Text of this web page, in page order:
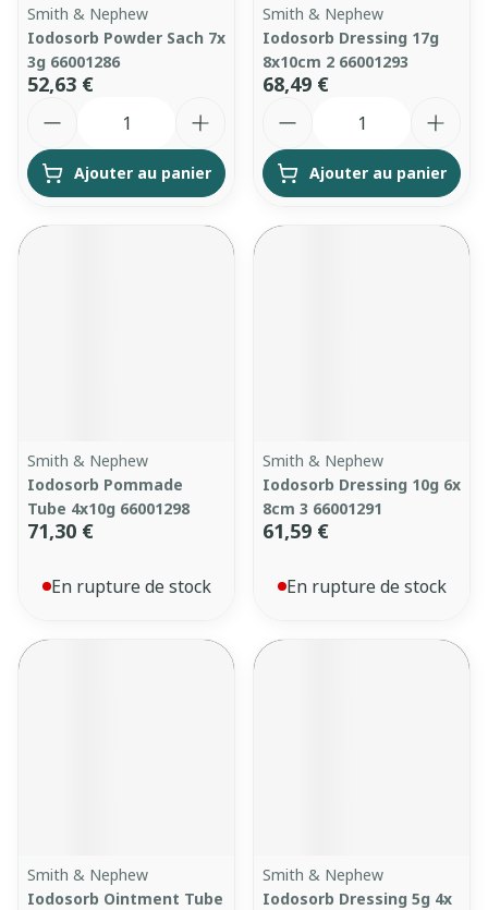
Smith & Nephew
Iodosorb Powder Sach 7x
3g 66001286
52,63 €
Ajouter au panier
Smith & Nephew
Iodosorb Dressing 17g
8x10cm 2 66001293
68,49 €
Ajouter au panier
Smith & Nephew
Iodosorb Pommade
Tube 4x10g 66001298
71,30 €
En rupture de stock
Smith & Nephew
Iodosorb Dressing 10g 6x
8cm 3 66001291
61,59 €
En rupture de stock
Smith & Nephew
Iodosorb Ointment Tube
Smith & Nephew
Iodosorb Dressing 5g 4x